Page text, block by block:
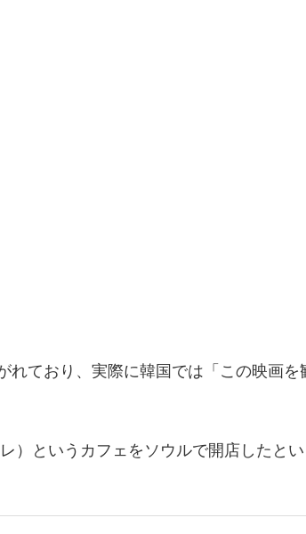
ており、実際に韓国では「この映画を
）というカフェをソウルで開店したと